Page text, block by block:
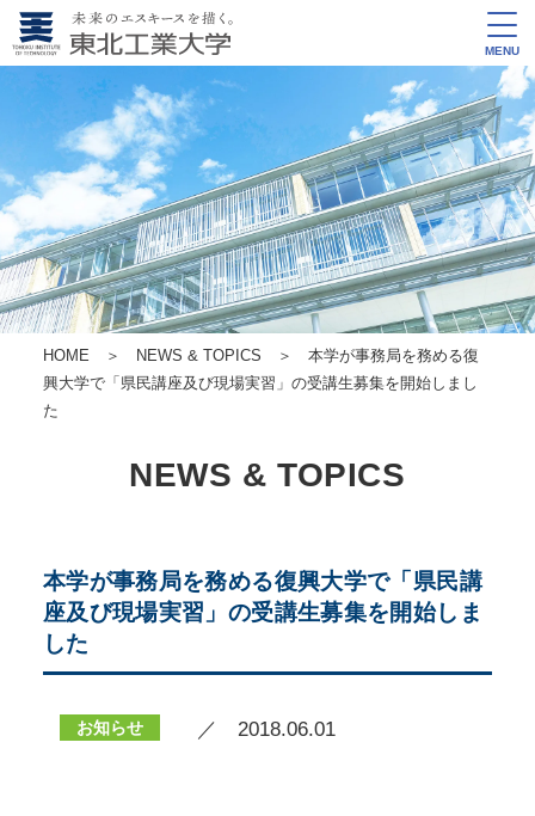
MENU
HOME ＞ NEWS & TOPICS ＞ 本学が事務局を務める復
興大学で「県民講座及び現場実習」の受講生募集を開始しまし
た
NEWS & TOPICS
本学が事務局を務める復興大学で「県民講
座及び現場実習」の受講生募集を開始しま
した
お知らせ ／ 2018.06.01